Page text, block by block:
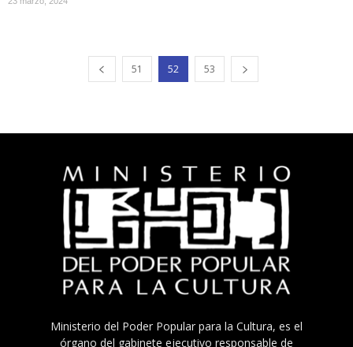
51 52 53
Ministerio del Poder Popular para la Cultura, es el
órgano del gabinete ejecutivo responsable de